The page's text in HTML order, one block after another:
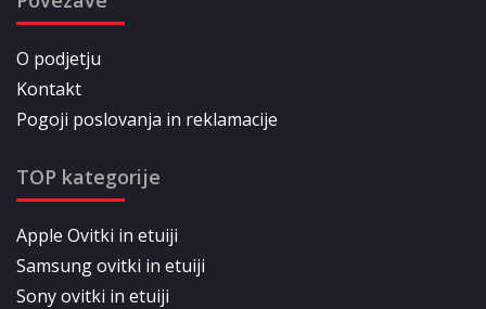
O podjetju
Kontakt
Pogoji poslovanja in reklamacije
TOP kategorije
Apple Ovitki in etuiji
Samsung ovitki in etuiji
Sony ovitki in etuiji